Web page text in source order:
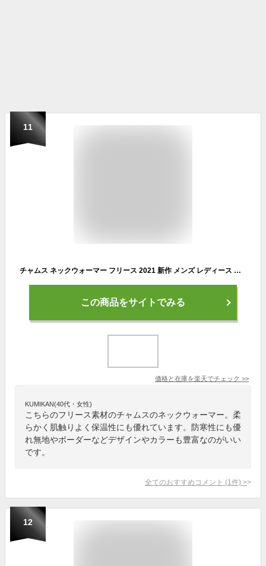
11
チャムス ネックウォーマー フリース 2021 新作 メンズ レディース ネックウォーマー ロング メンズ レディース CHUMS エルモ フリース ブランド バイク 自転車 スノボ ゴルフ かわいい おしゃれ ゆったり CH09-1153 キャンプ 冬キャンプ ファッション 秋 冬 秋冬
この商品をサイトでみる
価格と在庫を楽天でチェック >>
KUMIKAN(40代・女性)
こちらのフリース素材のチャムスのネックウォーマー。柔
らかく肌触りよく保温性にも優れています。防寒性にも優
れ無地やボーダーなどデザインやカラーも豊富なのがいい
です。
全てのおすすめコメント (1 件) >
12